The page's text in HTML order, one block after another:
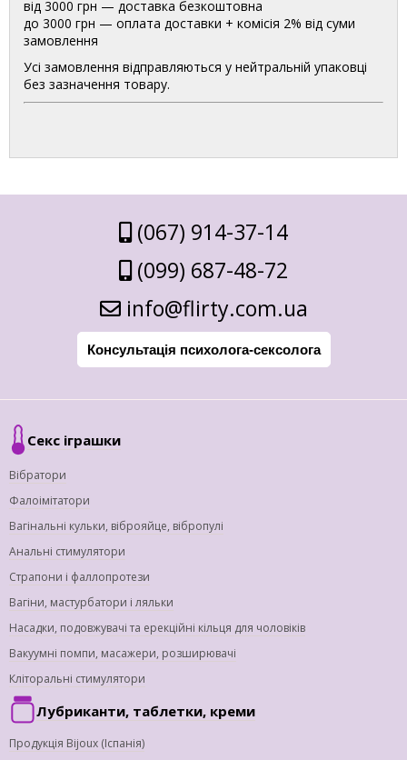
від 3000 грн — доставка безкоштовна
до 3000 грн — оплата доставки + комісія 2% від суми
замовлення
Усі замовлення відправляються у нейтральній упаковці
без зазначення товару.
(067) 914-37-14
(099) 687-48-72
info@flirty.com.ua
Консультація психолога-сексолога
Секс іграшки
Вібратори
Фалоімітатори
Вагінальні кульки, віброяйце, вібропулі
Анальні стимулятори
Страпони і фаллопротези
Вагіни, мастурбатори і ляльки
Насадки, подовжувачі та ерекційні кільця для чоловіків
Вакуумні помпи, масажери, розширювачі
Кліторальні стимулятори
Лубриканти, таблетки, креми
Продукція Bijoux (Іспанія)